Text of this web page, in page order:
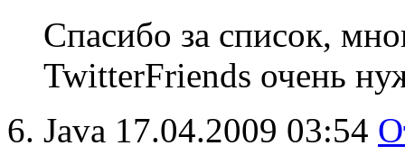
Спасибо за список,
TwitterFriends очень
Java 17.04.2009 03:54